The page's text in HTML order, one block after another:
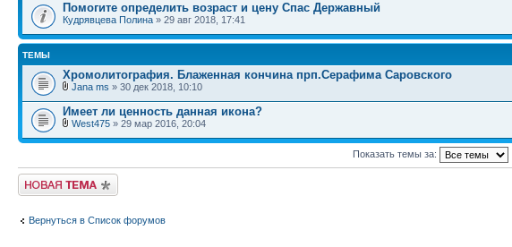
Помогите определить возраст и цену Спас Державный
Кудрявцева Полина » 29 авг 2018, 17:41
ТЕМЫ
Хромолитография. Блаженная кончина прп.Серафима Саровского
Jana ms » 30 дек 2018, 10:10
Имеет ли ценность данная икона?
West475 » 29 мар 2016, 20:04
Показать темы за:
Начать новую тему
Вернуться в Список форумов